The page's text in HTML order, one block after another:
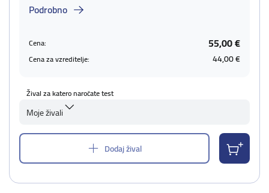
Podrobno
Cena: 55,00 €
Cena za vzreditelje: 44,00 €
Žival za katero naročate test
Moje živali
Dodaj žival